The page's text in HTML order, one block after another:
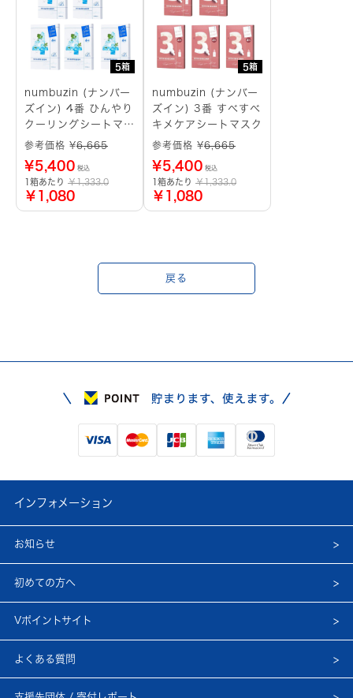
5箱
numbuzin (ナンバー
ズイン) 4番 ひんやり
クーリングシートマス
ク
参考価格 ¥6,665
¥5,400 税込
1箱あたり ￥1,333.0
￥1,080
5箱
numbuzin (ナンバー
ズイン) 3番 すべすべ
キメケアシートマスク
参考価格 ¥6,665
¥5,400 税込
1箱あたり ￥1,333.0
￥1,080
戻る
インフォメーション
お知らせ
初めての方へ
Vポイントサイト
よくある質問